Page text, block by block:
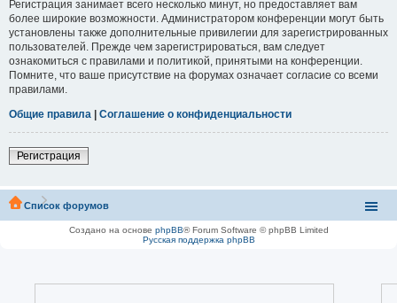
Регистрация занимает всего несколько минут, но предоставляет вам
более широкие возможности. Администратором конференции могут быть
установлены также дополнительные привилегии для зарегистрированных
пользователей. Прежде чем зарегистрироваться, вам следует
ознакомиться с правилами и политикой, принятыми на конференции.
Помните, что ваше присутствие на форумах означает согласие со всеми
правилами.
Общие правила
Соглашение о конфиденциальности
Регистрация
Список форумов
Создано на основе phpBB® Forum Software © phpBB Limited
Русская поддержка phpBB